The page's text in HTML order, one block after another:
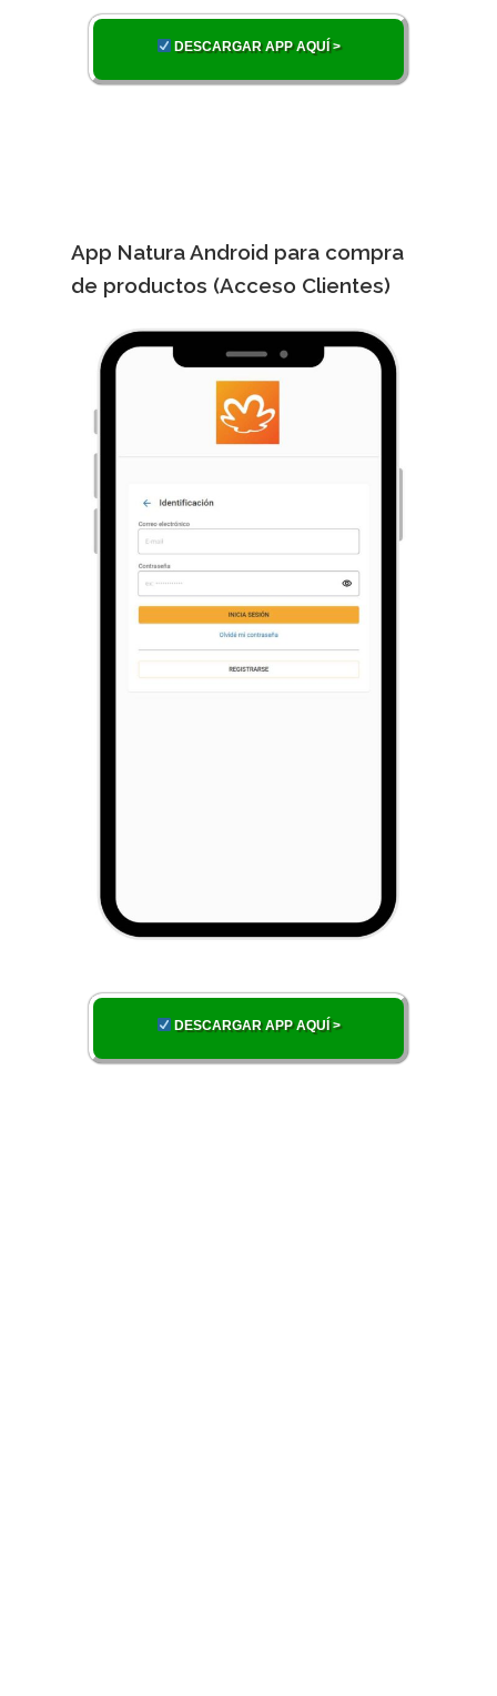
DESCARGAR APP AQUÍ >
App Natura Android para compra
de productos (Acceso Clientes)
DESCARGAR APP AQUÍ >